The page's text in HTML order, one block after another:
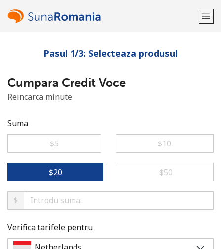
Bine-ai venit!
Ai deja cont?Logheaza-te →
Pasul 1/3: Selecteaza produsul
Cumpara Credit Voce
Reincarca minute
Suma
⁦$5⁩
⁦$10⁩
⁦$20⁩ ⁦$50⁩
$
Verifica tarifele pentru